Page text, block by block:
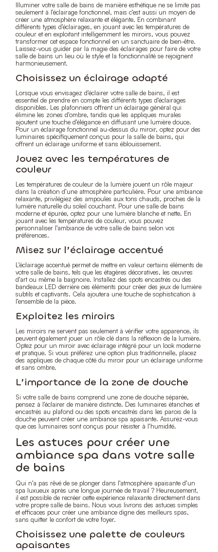
Illuminer votre salle de bains de manière esthétique ne se limite pas
seulement à l’éclairage fonctionnel, mais c’est aussi un moyen de
créer une atmosphère relaxante et élégante. En combinant
différents types d’éclairages, en jouant avec les températures de
couleur et en exploitant intelligemment les miroirs, vous pouvez
transformer cet espace fonctionnel en un sanctuaire de bien-être.
Laissez-vous guider par la magie des éclairages pour faire de votre
salle de bains un lieu où le style et la fonctionnalité se rejoignent
harmonieusement.
Choisissez un éclairage adapté
Lorsque vous envisagez d’éclairer votre salle de bains, il est
essentiel de prendre en compte les différents types d’éclairages
disponibles. Les plafonniers offrent un éclairage général qui
élimine les zones d’ombre, tandis que les appliques murales
ajoutent une touche d’élégance en diffusant une lumière douce.
Pour un éclairage fonctionnel au-dessus du miroir, optez pour des
luminaires spécifiquement conçus pour la salle de bains, qui
offrent un éclairage uniforme et sans éblouissement.
Jouez avec les températures de
couleur
Les températures de couleur de la lumière jouent un rôle majeur
dans la création d’une atmosphère particulière. Pour une ambiance
relaxante, privilégiez des ampoules aux tons chauds, proches de la
lumière naturelle du soleil couchant. Pour une salle de bains
moderne et épurée, optez pour une lumière blanche et nette. En
jouant avec les températures de couleur, vous pouvez
personnaliser l’ambiance de votre salle de bains selon vos
préférences.
Misez sur l’éclairage accentué
L’éclairage accentué permet de mettre en valeur certains éléments de
votre salle de bains, tels que les étagères décoratives, les œuvres
d’art ou même la baignoire. Installez des spots encastrés ou des
bandeaux LED derrière ces éléments pour créer des jeux de lumière
subtils et captivants. Cela ajoutera une touche de sophistication à
l’ensemble de la pièce.
Exploitez les miroirs
Les miroirs ne servent pas seulement à vérifier votre apparence, ils
peuvent également jouer un rôle clé dans la réflexion de la lumière.
Optez pour un miroir avec éclairage intégré pour un look moderne
et pratique. Si vous préférez une option plus traditionnelle, placez
des appliques de chaque côté du miroir pour un éclairage uniforme
et sans ombre.
L’importance de la zone de douche
Si votre salle de bains comprend une zone de douche séparée,
pensez à l’éclairer de manière distincte. Des luminaires étanches et
encastrés au plafond ou des spots encastrés dans les parois de la
douche peuvent créer une ambiance spa apaisante. Assurez-vous
que ces luminaires sont conçus pour résister à l’humidité.
Les astuces pour créer une
ambiance spa dans votre salle
de bains
Qui n’a pas rêvé de se plonger dans l’atmosphère apaisante d’un
spa luxueux après une longue journée de travail ? Heureusement,
il est possible de recréer cette expérience relaxante directement dans
votre propre salle de bains. Nous vous livrons des astuces simples
et efficaces pour créer une ambiance digne des meilleurs spas,
sans quitter le confort de votre foyer.
Choisissez une palette de couleurs
apaisantes